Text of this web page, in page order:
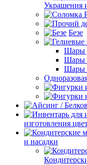
Украшения
Безе
Шары
Шары
Шары
изготовления
и насадки